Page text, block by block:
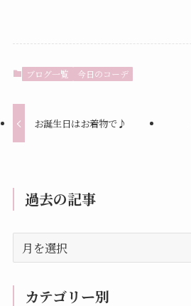
ブログ一覧 今日のコーデ
お誕生日はお着物で♪
過去の記事
去
カテゴリー別